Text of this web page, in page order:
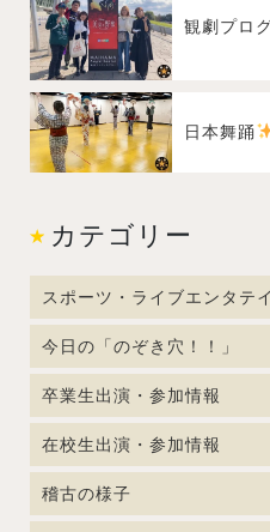
観劇プロ
日本舞踊
カテゴリー
スポーツ・ライブエンタテ
今日の「のぞき穴！！」
卒業生出演・参加情報
在校生出演・参加情報
稽古の様子